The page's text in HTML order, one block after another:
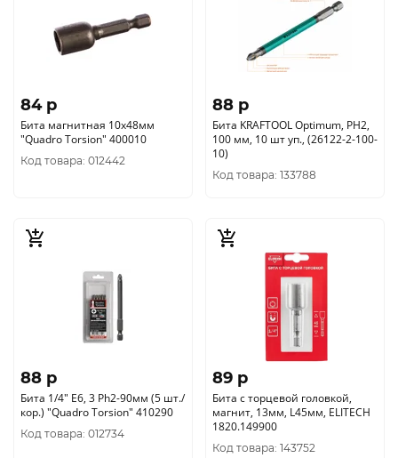
84 p
Бита магнитная 10х48мм
"Quadro Torsion" 400010
Код товара: 012442
88 p
Бита KRAFTOOL Optimum, PH2,
100 мм, 10 шт уп., (26122-2-100-
10)
Код товара: 133788
88 p
Бита 1/4" E6, 3 Ph2-90мм (5 шт./
кор.) "Quadro Torsion" 410290
Код товара: 012734
89 p
Бита с торцевой головкой,
магнит, 13мм, L45мм, ELITECH
1820.149900
Код товара: 143752